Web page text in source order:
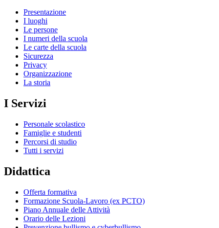
Presentazione
I luoghi
Le persone
I numeri della scuola
Le carte della scuola
Sicurezza
Privacy
Organizzazione
La storia
I Servizi
Personale scolastico
Famiglie e studenti
Percorsi di studio
Tutti i servizi
Didattica
Offerta formativa
Formazione Scuola-Lavoro (ex PCTO)
Piano Annuale delle Attività
Orario delle Lezioni